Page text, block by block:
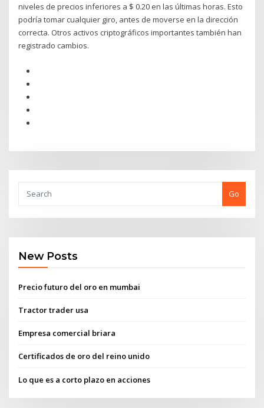
niveles de precios inferiores a $ 0.20 en las últimas horas. Esto
podría tomar cualquier giro, antes de moverse en la dirección
correcta. Otros activos criptográficos importantes también han
registrado cambios.
Go
New Posts
Precio futuro del oro en mumbai
Tractor trader usa
Empresa comercial briara
Certificados de oro del reino unido
Lo que es a corto plazo en acciones